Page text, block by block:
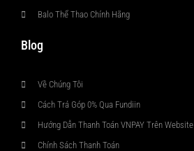
Balo Thể Thao Chính Hãng
Blog
Về Chúng Tôi
Cách Trả Góp 0% Qua Fundiin
Hướng Dẫn Thanh Toán VNPAY Trên Website
Chính Sách Thanh Toán